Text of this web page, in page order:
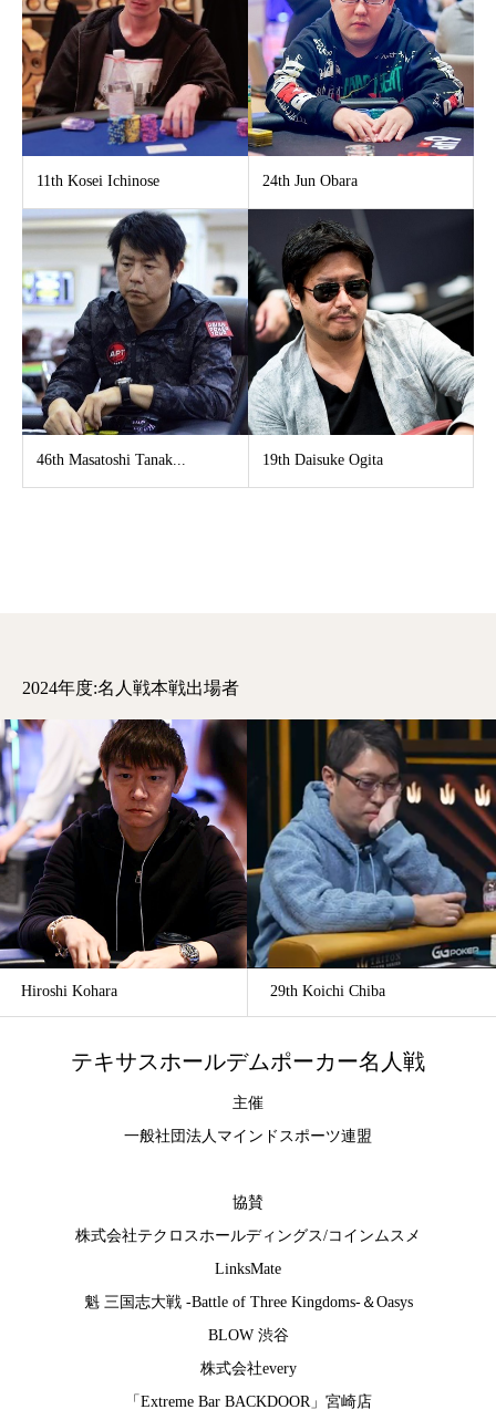
11th Kosei Ichinose 24th Jun Obara
46th Masatoshi Tanak... 19th Daisuke Ogita
2024年度:名人戦本戦出場者
Hiroshi Kohara 29th Koichi Chiba
テキサスホールデムポーカー名人戦
主催
一般社団法人マインドスポーツ連盟
協賛
株式会社テクロスホールディングス/コインムスメ
LinksMate
魁 三国志大戦 -Battle of Three Kingdoms-＆Oasys
BLOW 渋谷
株式会社every
「Extreme Bar BACKDOOR」宮崎店